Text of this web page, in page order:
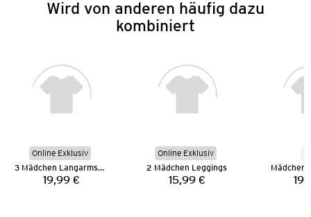
Wird von anderen häufig dazu
kombiniert
Online Exklusiv
3 Mädchen Langarmshirts
Preis:
19,99 €
Online Exklusiv
2 Mädchen Leggings
Preis:
15,99 €
Mädchen